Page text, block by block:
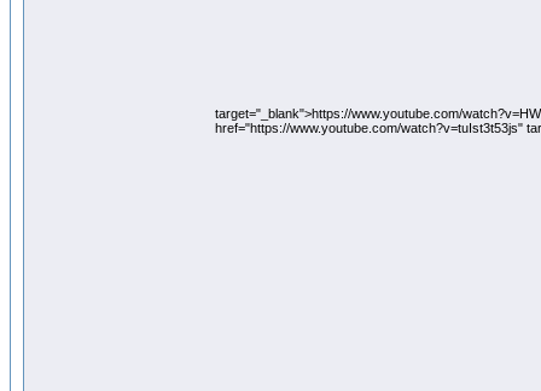
target="_blank">https://www.youtube.com/
href="https://www.youtube.com/watch?v=tuIst3t53js"